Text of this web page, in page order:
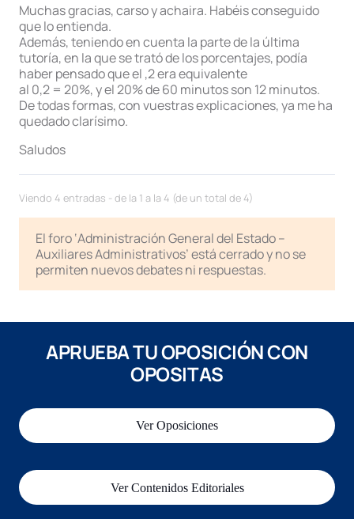
Muchas gracias, carso y achaira. Habéis conseguido
que lo entienda.
Además, teniendo en cuenta la parte de la última
tutoría, en la que se trató de los porcentajes, podía
haber pensado que el ,2 era equivalente
al 0,2 = 20%, y el 20% de 60 minutos son 12 minutos.
De todas formas, con vuestras explicaciones, ya me ha
quedado clarísimo.
Saludos
Viendo 4 entradas - de la 1 a la 4 (de un total de 4)
El foro ‘Administración General del Estado –
Auxiliares Administrativos’ está cerrado y no se
permiten nuevos debates ni respuestas.
APRUEBA TU OPOSICIÓN CON
OPOSITAS
Ver Oposiciones
Ver Contenidos Editoriales